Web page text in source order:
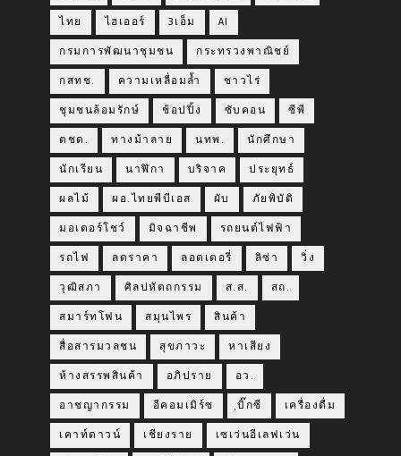
ไทย ไฮเออร์ 3เอ็ม AI
กรมการพัฒนาชุมชน กระทรวงพาณิชย์
กสทช. ความเหลื่อมล้ำ ชาวไร่
ชุมชนล้อมรักษ์ ช้อปปิ้ง ซับคอน ซีพี
ตชด. ทางม้าลาย นทพ. นักศึกษา
นักเรียน นาฬิกา บริจาค ประยุทธ์
ผลไม้ ผอ.ไทยพีบีเอส ผับ ภัยพิบัติ
มอเตอร์โชว์ มิจฉาชีพ รถยนต์ไฟฟ้า
รถไฟ ลดราคา ลอตเตอรี่ ลิซ่า วิ่ง
วุฒิสภา ศิลปหัตถกรรม ส.ส. สถ.
สมาร์ทโฟน สมุนไพร สินค้า
สื่อสารมวลชน สุขภาวะ หาเสียง
ห้างสรรพสินค้า อภิปราย อว.
อาชญากรรม อีคอมเมิร์ซ ฺบิ๊กซี เครื่องดื่ม
เคาท์ดาวน์ เชียงราย เซเว่นอีเลฟเว่น